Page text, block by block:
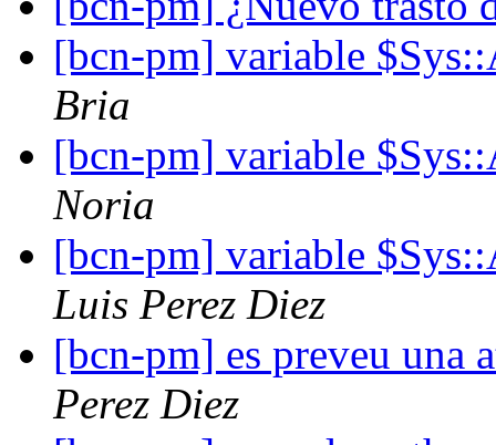
[bcn-pm] variable
Bria
[bcn-pm] variable
Noria
[bcn-pm] variable
Luis Perez Diez
[bcn-pm] es preveu una
Perez Diez